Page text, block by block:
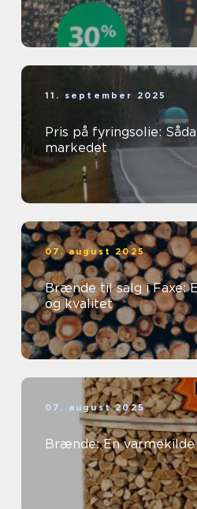
11. september 2025
Pris på fyringsolie:
markedet
07. august 2025
Brænde til salg i Faxe:
og kvalitet
07. august 2025
Brænde: En